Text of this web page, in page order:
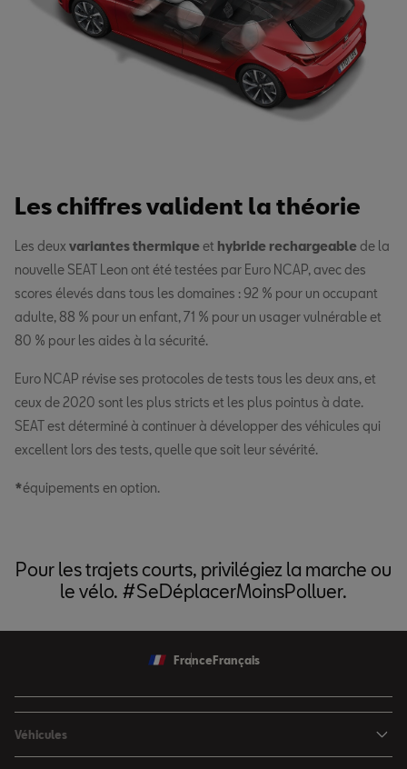
Les chiffres valident la théorie
Les deux variantes thermiqueet hybride rechargeablede la
nouvelle SEAT Leon ont été testées par Euro NCAP, avec des
scores élevés dans tous les domaines : 92 % pour un occupant
adulte, 88 % pour un enfant, 71 % pour un usager vulnérable et
80 % pour les aides à la sécurité.
Euro NCAP révise ses protocoles de tests tous les deux ans, et
ceux de 2020 sont les plus stricts et les plus pointus à date.
SEAT est déterminé à continuer à développer des véhicules qui
excellent lors des tests, quelle que soit leur sévérité.
*équipements en option.
Pour les trajets courts, privilégiez la marche ou
le vélo. #SeDéplacerMoinsPolluer.
France Français
Véhicules